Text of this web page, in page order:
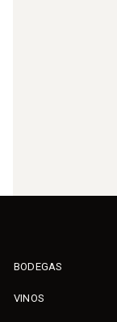
BODEGAS
VINOS